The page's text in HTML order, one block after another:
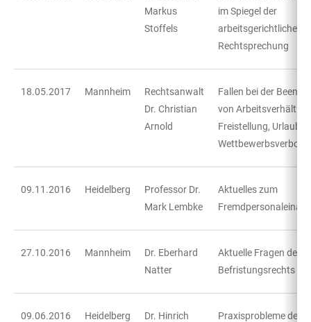
Markus
Stoffels
im Spiegel der
arbeitsgerichtlichen
Rechtsprechung
18.05.2017 Mannheim
Rechtsanwalt
Dr. Christian
Arnold
Fallen bei der
von
Freistellung, Urlaub,
Wettbewerbsverbot
09.11.2016 Heidelberg
Professor Dr.
Mark Lembke
Aktuelles zum
Fremdpersonaleinatz
27.10.2016 Mannheim
Dr. Eberhard
Natter
Aktuelle Fragen des
Befristungsrechts
09.06.2016 Heidelberg
Dr. Hinrich
Praxisprobleme des